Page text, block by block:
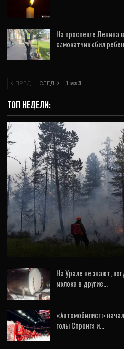
На проспекте Ленина
самокатчик сбил
ПРЕД СЛЕД 1 из 3
ТОП НЕДЕЛИ:
ОБЩЕСТВО
Свердловские
тушат лесные
На Урале не знают,
молока в другие…
«Автомобилист»
голы Спронга и…